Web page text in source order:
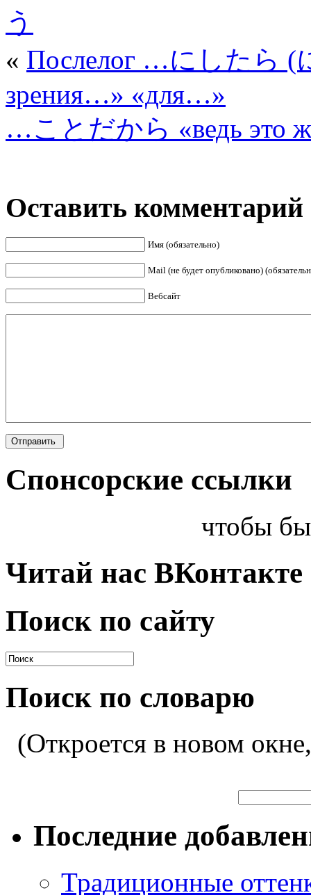
う
« Послелог …にしたら (
зрения…» «для…»
…ことだから «ведь это
Оставить комментарий
Имя (обязательно)
Mail (не будет опубликовано)
Вебсайт
Спонсорские ссылки
чтобы
Читай нас ВКонтакте
Поиск по сайту
Поиск по словарю
(Откроется в новом
Последние
Традиционные